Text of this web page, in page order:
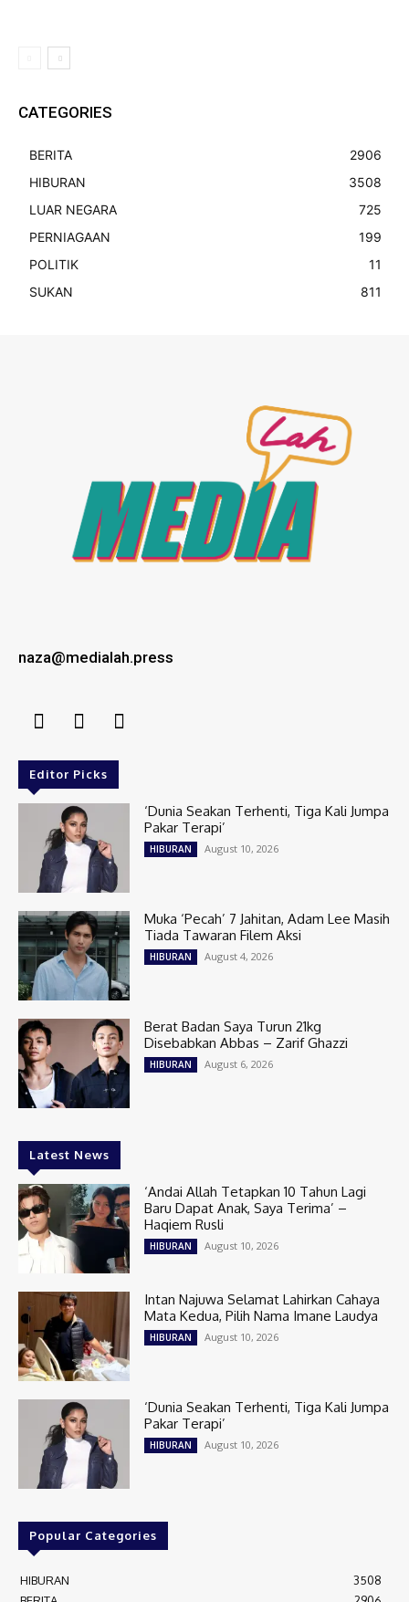
CATEGORIES
BERITA
2906
HIBURAN
3508
LUAR NEGARA
725
PERNIAGAAN
199
POLITIK
11
SUKAN
811
naza@medialah.press
Editor Picks
‘Dunia Seakan Terhenti, Tiga Kali Jumpa
Pakar Terapi’
HIBURAN August 10, 2026
Muka ‘Pecah’ 7 Jahitan, Adam Lee Masih
Tiada Tawaran Filem Aksi
HIBURAN August 4, 2026
Berat Badan Saya Turun 21kg
Disebabkan Abbas – Zarif Ghazzi
HIBURAN August 6, 2026
Latest News
‘Andai Allah Tetapkan 10 Tahun Lagi
Baru Dapat Anak, Saya Terima’ –
Haqiem Rusli
HIBURAN August 10, 2026
Intan Najuwa Selamat Lahirkan Cahaya
Mata Kedua, Pilih Nama Imane Laudya
HIBURAN August 10, 2026
‘Dunia Seakan Terhenti, Tiga Kali Jumpa
Pakar Terapi’
HIBURAN August 10, 2026
Popular Categories
HIBURAN
3508